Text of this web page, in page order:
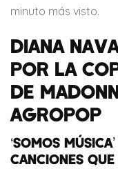
minuto más visto.
DIANA
POR LA
DE
AGROPOP
‘SOMOS
CANCIONES